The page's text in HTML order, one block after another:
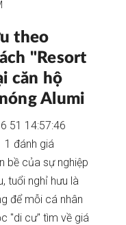
theo
"Resort
căn hộ
Alumi
51 14:57:46
1 đánh giá
bề của sự nghiệp
tuổi nghỉ hưu là
để mỗi cá nhân
"di cư" tìm về giá